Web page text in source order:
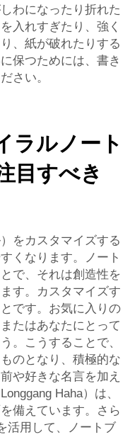
わになったり折れた
入れすぎたり、強く
、紙が破れたりする
保つためには、書き
さい。
ラルノート
目すべき
をカスタマイズする
くなります。ノート
で、それは創造性を
す。カスタマイズす
です。お気に入りの
たはあなたにとって
。こうすることで、
のとなり、積極的な
や好きな名言を加え
Haha）は、
備えています。さら
活用して、ノートブ